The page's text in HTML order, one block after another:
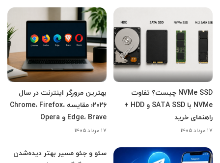
NVMe SSD چیست؟ تفاوت
NVMe با SATA SSD و HDD +
راهنمای خرید
۱۷ مرداد ۱۴۰۵
بهترین مرورگر اینترنت در سال
۲۰۲۶؛ مقایسه Chrome، Firefox،
Edge، Brave و Opera
۱۷ مرداد ۱۴۰۵
سئو و جئو مسیر بهتر دیده‌شدن